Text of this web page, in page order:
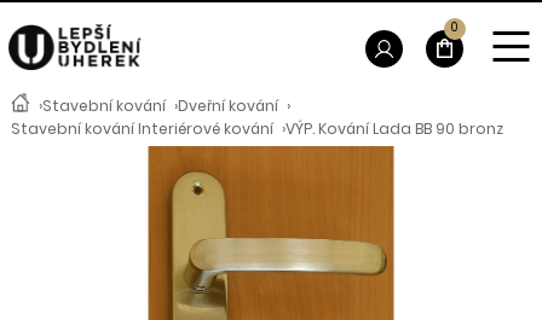
›Stavební kování ›Dveřní kování ›
Stavební kování Interiérové kování ›VÝP. Kování Lada BB 90 bronz
0